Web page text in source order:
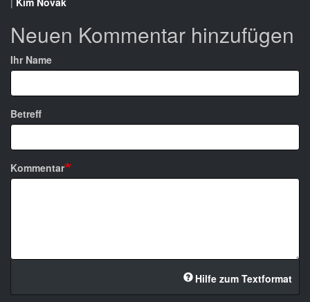
Neuen Kommentar hinzufügen
Ihr Name
Betreff
Kommentar
Hilfe zum Textformat